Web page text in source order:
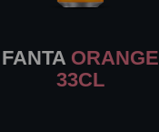
FANTA ORANGE
33CL